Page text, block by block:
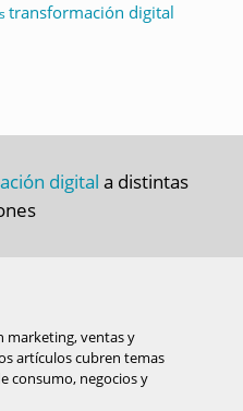
transformación digital
digital a distintas
marketing, ventas y
artículos cubren temas
consumo, negocios y